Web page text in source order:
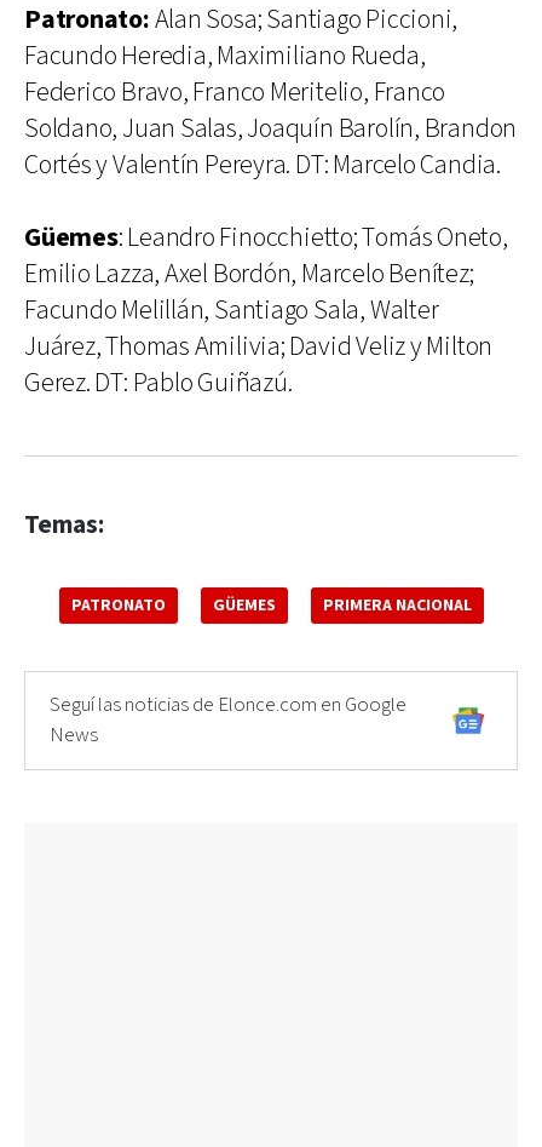
Patronato:Alan Sosa; Santiago Piccioni,
Facundo Heredia, Maximiliano Rueda,
Federico Bravo, Franco Meritelio, Franco
Soldano, Juan Salas, Joaquín Barolín, Brandon
Cortés y Valentín Pereyra. DT: Marcelo Candia.
Güemes: Leandro Finocchietto; Tomás Oneto,
Emilio Lazza, Axel Bordón, Marcelo Benítez;
Facundo Melillán, Santiago Sala, Walter
Juárez, Thomas Amilivia; David Veliz y Milton
Gerez. DT: Pablo Guiñazú.
Temas:
PATRONATO GÜEMES PRIMERA NACIONAL
Seguí las noticias de Elonce.com en Google
News